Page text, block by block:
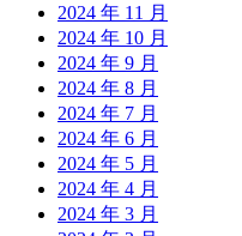
2024 年 11 月
2024 年 10 月
2024 年 9 月
2024 年 8 月
2024 年 7 月
2024 年 6 月
2024 年 5 月
2024 年 4 月
2024 年 3 月